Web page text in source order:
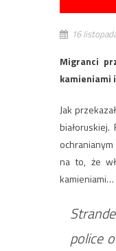
16
Migranci
kamieniami
Jak
na to, że
kamieniami…
police